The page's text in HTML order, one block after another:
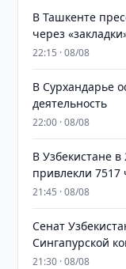
В Ташкенте
через
22:15 · 08/08
В Сурхандарье
деятельность
22:00 · 08/08
В Узбекистане в
привлекли 7517
21:45 · 08/08
Сенат
Сингапурской
21:30 · 08/08